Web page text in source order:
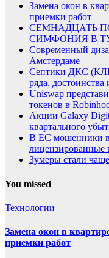
Замена окон в
приемки работ
СЕМНАДЦАТЬ
СИМФОНИЯ В
Современный
Амстердаме
Септики ДКС
ряда, достоинства
Uniswap
токенов в
Акции Galaxy
квартального
В ЕС мошенники
Зумеры стали
You missed
Технологии
Замена окон в
приемки работ